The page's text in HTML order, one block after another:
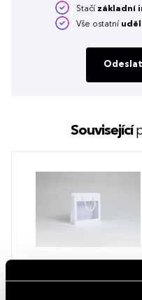
Stačí základní
Vše ostatní
Související
Papírová taška VISTA